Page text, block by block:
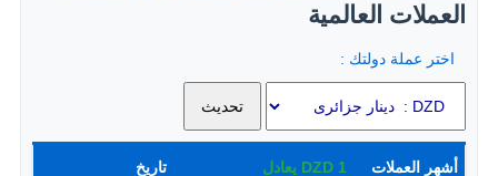
العملات العالمية
اختر عملة دولتك :
أشهر العملات 1
DZD يعادل تاريخ